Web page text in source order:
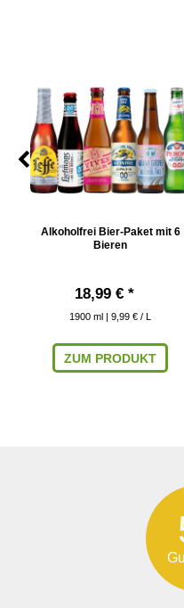
Alkoholfrei Bier-Paket mit 6
Bieren
18,99 € *
1900 ml | 9,99 € / L
ZUM PRODUKT